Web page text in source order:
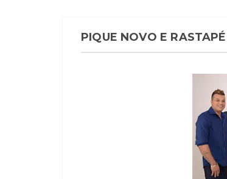
PIQUE NOVO E